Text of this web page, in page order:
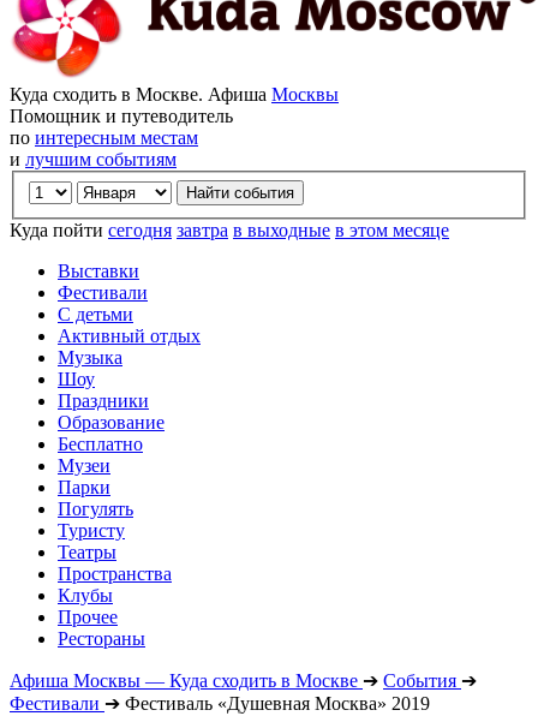
Куда сходить в Москве. Афиша Москвы
Помощник и путеводитель
по интересным местам
и лучшим событиям
Куда пойти сегодня завтра в выходные в этом месяце
Выставки
Фестивали
С детьми
Активный отдых
Музыка
Шоу
Праздники
Образование
Бесплатно
Музеи
Парки
Погулять
Туристу
Театры
Пространства
Клубы
Прочее
Рестораны
Афиша Москвы — Куда сходить в Москве ➔ События ➔
Фестивали ➔ Фестиваль «Душевная Москва» 2019